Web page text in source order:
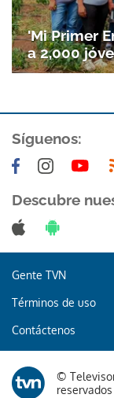
Gracias
'Mi Primer
a 2,000
Síguenos:
Descubre
Gente TVN
Términos de uso
Contáctenos
©
reservados